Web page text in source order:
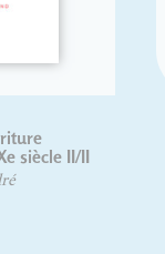
siècle